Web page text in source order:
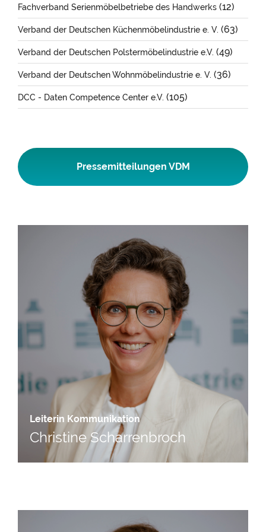
Fachverband Serienmöbelbetriebe des Handwerks (12)
Verband der Deutschen Küchenmöbelindustrie e. V. (63)
Verband der Deutschen Polstermöbelindustrie e.V. (49)
Verband der Deutschen Wohnmöbelindustrie e. V. (36)
DCC - Daten Competence Center e.V. (105)
Pressemitteilungen VDM
Leiterin Kommunikation
Christine Scharrenbroch